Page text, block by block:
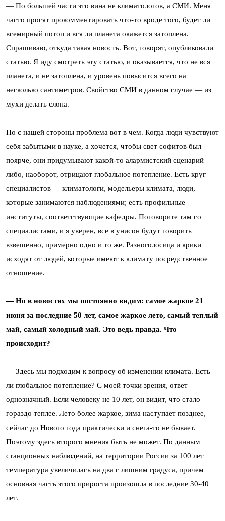
— По большей части это вина не климатологов, а СМИ. Меня
часто просят прокомментировать что-то вроде того, будет ли
всемирный потоп и вся ли планета окажется затоплена.
Спрашиваю, откуда такая новость. Вот, говорят, опубликовали
статью. Я иду смотреть эту статью, и оказывается, что не вся
планета, и не затоплена, и уровень повысится всего на
несколько сантиметров. Свойство СМИ в данном случае — из
мухи делать слона.
Но с нашей стороны проблема вот в чем. Когда люди чувствуют
себя забытыми в науке, а хочется, чтобы свет софитов был
поярче, они придумывают какой-то алармистский сценарий
либо, наоборот, отрицают глобальное потепление. Есть круг
специалистов — климатологи, модельеры климата, люди,
которые занимаются наблюдениями; есть профильные
институты, соответствующие кафедры. Поговорите там со
специалистами, и я уверен, все в унисон будут говорить
взвешенно, примерно одно и то же. Разноголосица и крики
исходят от людей, которые имеют к климату посредственное
отношение.
— Но в новостях мы постоянно видим: самое жаркое 21
июня за последние 50 лет, самое жаркое лето, самый теплый
май, самый холодный май. Это ведь правда. Что
происходит?
— Здесь мы подходим к вопросу об изменении климата. Есть
ли глобальное потепление? С моей точки зрения, ответ
однозначный. Если человеку не 10 лет, он видит, что стало
гораздо теплее. Лето более жаркое, зима наступает позднее,
сейчас до Нового года практически и снега-то не бывает.
Поэтому здесь второго мнения быть не может. По данным
станционных наблюдений, на территории России за 100 лет
температура увеличилась на два с лишним градуса, причем
основная часть этого прироста произошла в последние 30-40
лет.